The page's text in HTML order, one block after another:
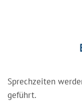
Sprechzeiten
geführt.